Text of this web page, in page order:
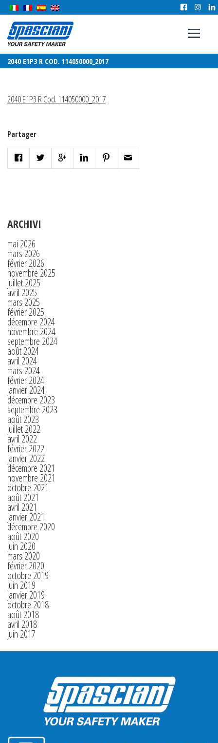
2040 E1P3 R COD. 114050000_2017
2040 E1P3 R Cod. 114050000_2017
Partager
ARCHIVI
mai 2026
mars 2026
février 2026
novembre 2025
juillet 2025
avril 2025
mars 2025
février 2025
décembre 2024
novembre 2024
septembre 2024
août 2024
avril 2024
mars 2024
février 2024
janvier 2024
décembre 2023
septembre 2023
août 2023
juillet 2022
avril 2022
février 2022
janvier 2022
décembre 2021
novembre 2021
octobre 2021
août 2021
avril 2021
janvier 2021
décembre 2020
août 2020
juin 2020
mars 2020
février 2020
octobre 2019
juin 2019
janvier 2019
octobre 2018
août 2018
avril 2018
juin 2017